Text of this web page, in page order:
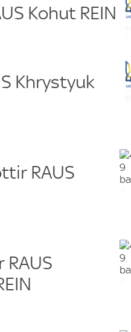
Kohut REIN
Khrystyuk
RAUS